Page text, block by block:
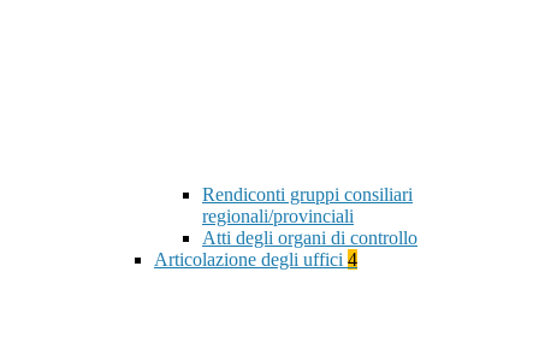
Rendiconti gruppi consiliari
regionali/provinciali
Atti degli organi di controllo
Articolazione degli uffici 4